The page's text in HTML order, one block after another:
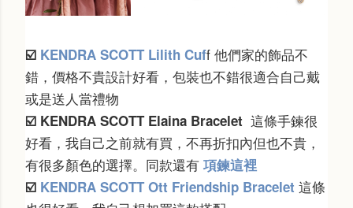
☑️ KENDRA SCOTT Lilith Cuff 他們家的飾品不
錯，價格不貴設計好看，包裝也不錯很適合自己戴
或是送人當禮物
☑️ KENDRA SCOTT Elaina Bracelet 這條手鍊很
好看，我自己之前就有買，不再折扣內但也不貴，
有很多顏色的選擇。同款還有 項鍊這裡
☑️ KENDRA SCOTTOtt Friendship Bracelet 這條